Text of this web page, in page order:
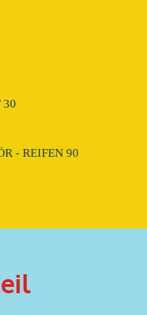
30
- REIFEN 90